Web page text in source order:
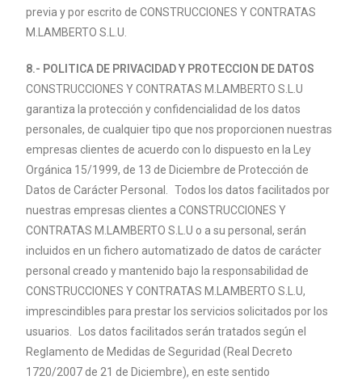
previa y por escrito de CONSTRUCCIONES Y CONTRATAS
M.LAMBERTO S.L.U.
8.- POLITICA DE PRIVACIDAD Y PROTECCION DE DATOS
CONSTRUCCIONES Y CONTRATAS M.LAMBERTO S.L.U
garantiza la protección y confidencialidad de los datos
personales, de cualquier tipo que nos proporcionen nuestras
empresas clientes de acuerdo con lo dispuesto en la Ley
Orgánica 15/1999, de 13 de Diciembre de Protección de
Datos de Carácter Personal. Todos los datos facilitados por
nuestras empresas clientes a CONSTRUCCIONES Y
CONTRATAS M.LAMBERTO S.L.U o a su personal, serán
incluidos en un fichero automatizado de datos de carácter
personal creado y mantenido bajo la responsabilidad de
CONSTRUCCIONES Y CONTRATAS M.LAMBERTO S.L.U,
imprescindibles para prestar los servicios solicitados por los
usuarios. Los datos facilitados serán tratados según el
Reglamento de Medidas de Seguridad (Real Decreto
1720/2007 de 21 de Diciembre), en este sentido